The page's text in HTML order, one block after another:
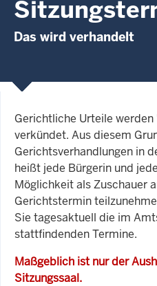
Das wird verhandelt
Gerichtliche Urteile
verkündet. Aus diesem
Gerichtsverhandlungen in
heißt jede Bürgerin und
Möglichkeit als Zuschauer
Gerichtstermin
Sie tagesaktuell die im
stattfindenden Termine.
Maßgeblich ist nur der
Sitzungssaal.